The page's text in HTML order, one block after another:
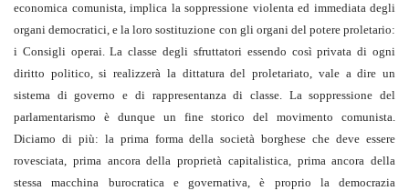
economica comunista, implica la soppressione violenta ed immediata degli
organi democratici, e la loro sostituzione con gli organi del potere proletario:
i Consigli operai. La classe degli sfruttatori essendo così privata di ogni
diritto politico, si realizzerà la dittatura del proletariato, vale a dire un
sistema di governo e di rappresentanza di classe. La soppressione del
parlamentarismo è dunque un fine storico del movimento comunista.
Diciamo di più: la prima forma della società borghese che deve essere
rovesciata, prima ancora della proprietà capitalistica, prima ancora della
stessa macchina burocratica e governativa, è proprio la democrazia